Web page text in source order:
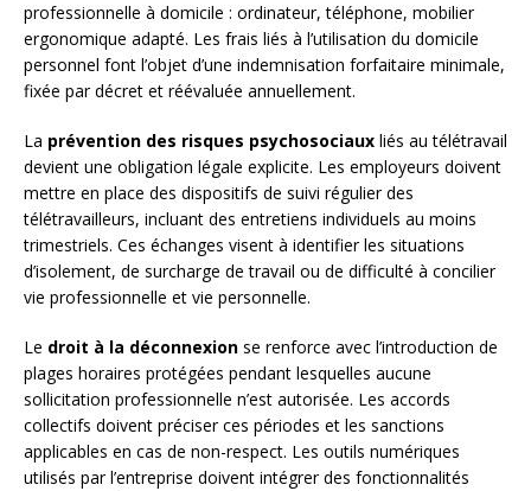
professionnelle à domicile : ordinateur, téléphone, mobilier
ergonomique adapté. Les frais liés à l’utilisation du domicile
personnel font l’objet d’une indemnisation forfaitaire minimale,
fixée par décret et réévaluée annuellement.
La prévention des risques psychosociaux liés au télétravail
devient une obligation légale explicite. Les employeurs doivent
mettre en place des dispositifs de suivi régulier des
télétravailleurs, incluant des entretiens individuels au moins
trimestriels. Ces échanges visent à identifier les situations
d’isolement, de surcharge de travail ou de difficulté à concilier
vie professionnelle et vie personnelle.
Le droit à la déconnexion se renforce avec l’introduction de
plages horaires protégées pendant lesquelles aucune
sollicitation professionnelle n’est autorisée. Les accords
collectifs doivent préciser ces périodes et les sanctions
applicables en cas de non-respect. Les outils numériques
utilisés par l’entreprise doivent intégrer des fonctionnalités